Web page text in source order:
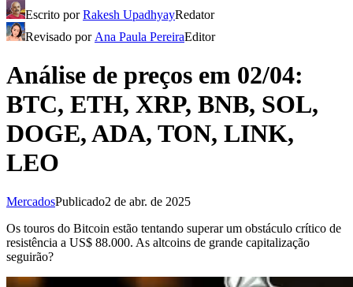
Escrito porRakesh UpadhyayRedator
Revisado por Ana Paula PereiraEditor
Análise de preços em 02/04:
BTC, ETH, XRP, BNB, SOL,
DOGE, ADA, TON, LINK,
LEO
MercadosPublicado2 de abr. de 2025
Os touros do Bitcoin estão tentando superar um obstáculo crítico de
resistência a US$ 88.000. As altcoins de grande capitalização
seguirão?